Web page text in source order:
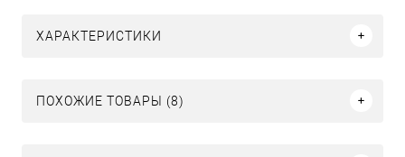
ХАРАКТЕРИСТИКИ
ПОХОЖИЕ ТОВАРЫ (8)